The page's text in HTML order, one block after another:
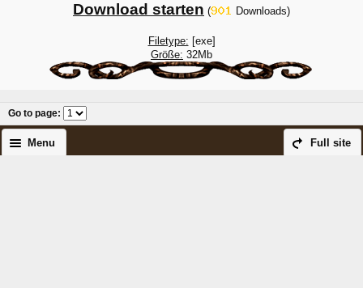
Download starten ( Downloads)
Filetype: [exe]
Größe: 32Mb
Go to page:
Full site
Menu